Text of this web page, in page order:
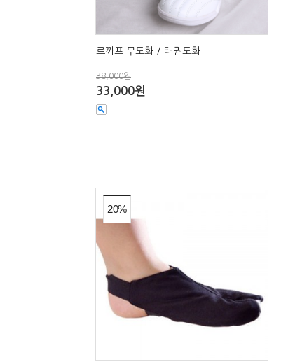
르까프 무도화 / 태권도화
38,000원
33,000원
20%